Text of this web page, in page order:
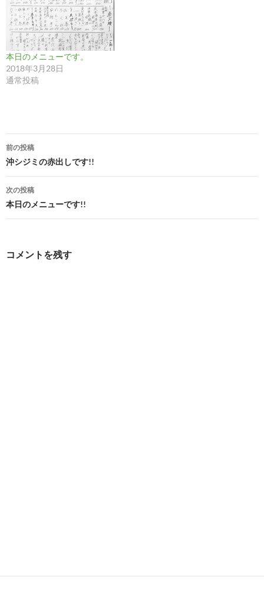
本日のメニューです。
2018年3月28日
通常投稿
投
稿
ナ
ビ
前の投稿
沖シジミの赤出しです!!
次の投稿
本日のメニューです!!
コメントを残す